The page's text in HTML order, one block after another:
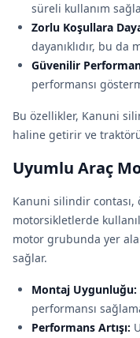
süreli kullanım
Zorlu Koşullara
dayanıklıdır, bu da
Güvenilir
performansı
Bu özellikler, Kanuni
haline getirir ve
Uyumlu Araç
Kanuni silindir contası,
motorsikletlerde
motor grubunda yer
sağlar.
Montaj Uygunluğu:
performansı
Performans Artışı: